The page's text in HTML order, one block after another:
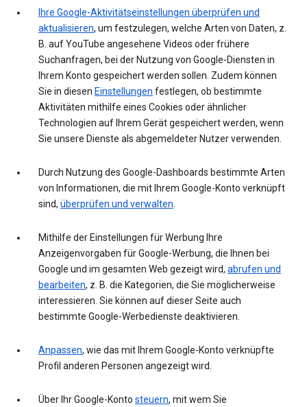
Ihre Google-Aktivitätseinstellungen überprüfen und
aktualisieren, um festzulegen, welche Arten von Daten, z.
B. auf YouTube angesehene Videos oder frühere
Suchanfragen, bei der Nutzung von Google-Diensten in
Ihrem Konto gespeichert werden sollen. Zudem können
Sie in diesen Einstellungen festlegen, ob bestimmte
Aktivitäten mithilfe eines Cookies oder ähnlicher
Technologien auf Ihrem Gerät gespeichert werden, wenn
Sie unsere Dienste als abgemeldeter Nutzer verwenden.
Durch Nutzung des Google-Dashboards bestimmte Arten
von Informationen, die mit Ihrem Google-Konto verknüpft
sind, überprüfen und verwalten.
Mithilfe der Einstellungen für Werbung Ihre
Anzeigenvorgaben für Google-Werbung, die Ihnen bei
Google und im gesamten Web gezeigt wird, abrufen und
bearbeiten, z. B. die Kategorien, die Sie möglicherweise
interessieren. Sie können auf dieser Seite auch
bestimmte Google-Werbedienste deaktivieren.
Anpassen, wie das mit Ihrem Google-Konto verknüpfte
Profil anderen Personen angezeigt wird.
Über Ihr Google-Konto steuern, mit wem Sie